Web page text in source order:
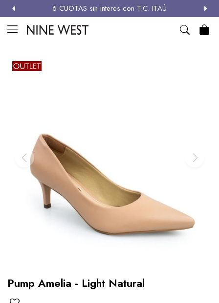
6 CUOTAS sin interes con T.C. ITAÚ

Pump Amelia - Light Natural
MI CUENTA